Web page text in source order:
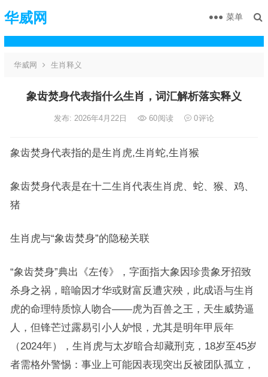
华威网 菜单
华威网 生肖释义
象齿焚身代表指什么生肖，词汇解析落实释义
发布: 2026年4月22日 60阅读 0评论
象齿焚身代表指的是生肖虎,生肖蛇,生肖猴
象齿焚身代表是在十二生肖代表生肖虎、蛇、猴、鸡、
猪
生肖虎与“象齿焚身”的隐秘关联
“象齿焚身”典出《左传》，字面指大象因珍贵象牙招致
杀身之祸，暗喻因才华或财富反遭灾殃，此成语与生肖
虎的命理特质惊人吻合——虎为百兽之王，天生威势逼
人，但锋芒过露易引小人妒恨，尤其是明年甲辰年
（2024年），生肖虎与太岁暗合却藏刑克，18岁至45岁
者需格外警惕：事业上可能因表现突出反被团队孤立，